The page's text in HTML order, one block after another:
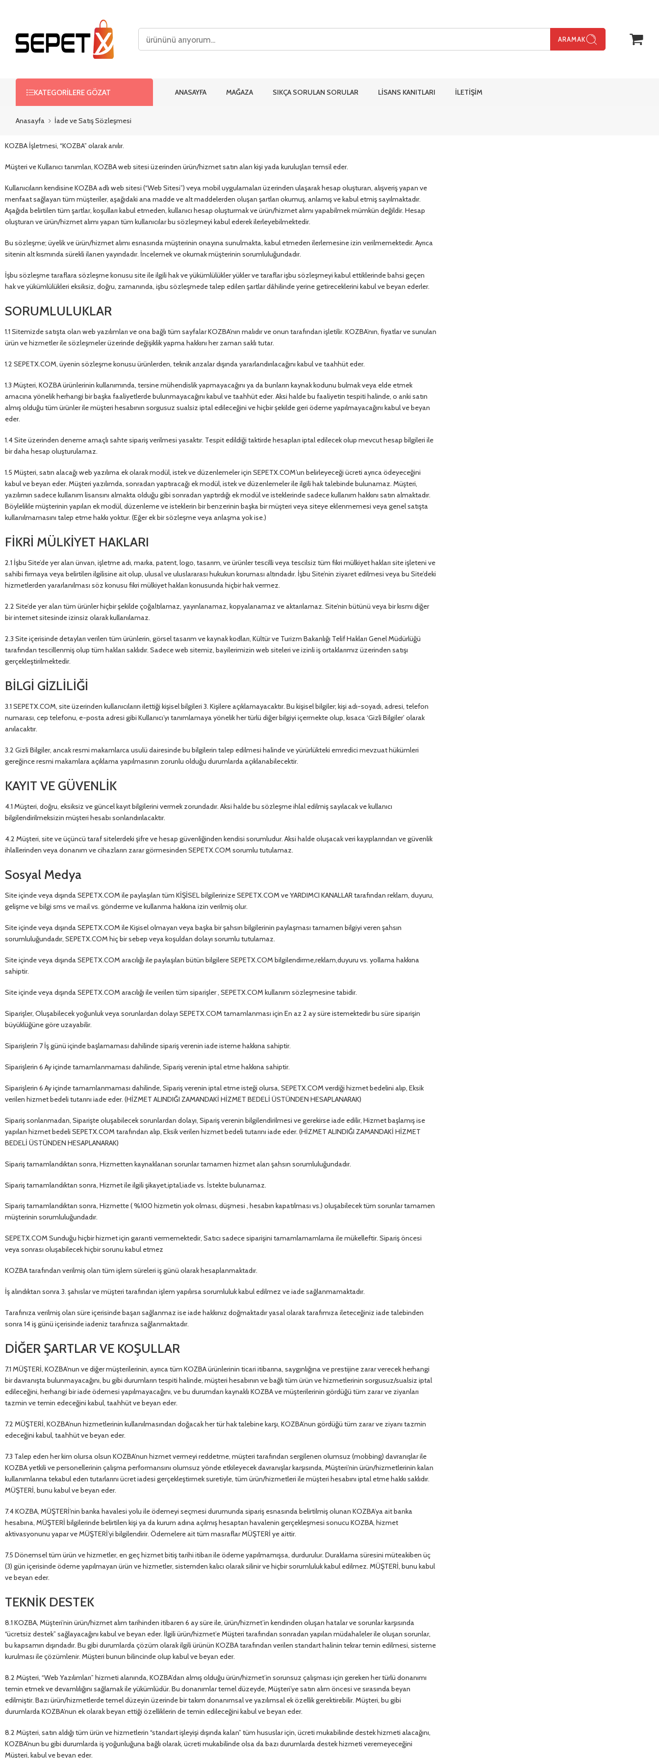
ARAMAK
KATEGORILERE GÖZAT ANASAYFA MAĞAZA SIKÇA SORULAN SORULAR LİSANS KANITLARI İLETİŞİM
Anasayfa İade ve Satış Sözleşmesi
KOZBA İşletmesi, “KOZBA” olarak anılır.
Müşteri ve Kullanıcı tanımları, KOZBA web sitesi üzerinden ürün/hizmet satın alan kişi yada kuruluşları temsil eder.
Kullanıcıların kendisine KOZBA adlı web sitesi (“Web Sitesi”) veya mobil uygulamaları üzerinden ulaşarak hesap oluşturan, alışveriş yapan ve
menfaat sağlayan tüm müşteriler, aşağıdaki ana madde ve alt maddelerden oluşan şartları okumuş, anlamış ve kabul etmiş sayılmaktadır.
Aşağıda belirtilen tüm şartlar, koşulları kabul etmeden, kullanıcı hesap oluşturmak ve ürün/hizmet alımı yapabilmek mümkün değildir. Hesap
oluşturan ve ürün/hizmet alımı yapan tüm kullanıcılar bu sözleşmeyi kabul ederek ilerleyebilmektedir.
Bu sözleşme; üyelik ve ürün/hizmet alımı esnasında müşterinin onayına sunulmakta, kabul etmeden ilerlemesine izin verilmemektedir. Ayrıca
sitenin alt kısmında sürekli ilanen yayındadır. İncelemek ve okumak müşterinin sorumluluğundadır.
İşbu sözleşme taraflara sözleşme konusu site ile ilgili hak ve yükümlülükler yükler ve taraflar işbu sözleşmeyi kabul ettiklerinde bahsi geçen
hak ve yükümlülükleri eksiksiz, doğru, zamanında, işbu sözleşmede talep edilen şartlar dâhilinde yerine getireceklerini kabul ve beyan ederler.
SORUMLULUKLAR
1.1 Sitemizde satışta olan web yazılımları ve ona bağlı tüm sayfalar KOZBA’nın malıdır ve onun tarafından işletilir. KOZBA’nın, fiyatlar ve sunulan
ürün ve hizmetler ile sözleşmeler üzerinde değişiklik yapma hakkını her zaman saklı tutar.
1.2 SEPETX.COM, üyenin sözleşme konusu ürünlerden, teknik arızalar dışında yararlandırılacağını kabul ve taahhüt eder.
1.3 Müşteri, KOZBA ürünlerinin kullanımında, tersine mühendislik yapmayacağını ya da bunların kaynak kodunu bulmak veya elde etmek
amacına yönelik herhangi bir başka faaliyetlerde bulunmayacağını kabul ve taahhüt eder. Aksi halde bu faaliyetin tespiti halinde, o anki satın
almış olduğu tüm ürünler ile müşteri hesabının sorgusuz sualsiz iptal edileceğini ve hiçbir şekilde geri ödeme yapılmayacağını kabul ve beyan
eder.
1.4 Site üzerinden deneme amaçlı sahte sipariş verilmesi yasaktır. Tespit edildiği taktirde hesapları iptal edilecek olup mevcut hesap bilgileri ile
bir daha hesap oluşturulamaz.
1.5 Müşteri, satın alacağı web yazılıma ek olarak modül, istek ve düzenlemeler için SEPETX.COM’un belirleyeceği ücreti ayrıca ödeyeceğini
kabul ve beyan eder. Müşteri yazılımda, sonradan yaptıracağı ek modül, istek ve düzenlemeler ile ilgili hak talebinde bulunamaz. Müşteri,
yazılımın sadece kullanım lisansını almakta olduğu gibi sonradan yaptırdığı ek modül ve isteklerinde sadece kullanım hakkını satın almaktadır.
Böylelikle müşterinin yapılan ek modül, düzenleme ve isteklerin bir benzerinin başka bir müşteri veya siteye eklenmemesi veya genel satışta
kullanılmamasını talep etme hakkı yoktur. (Eğer ek bir sözleşme veya anlaşma yok ise.)
FİKRİ MÜLKİYET HAKLARI
2.1 İşbu Site’de yer alan ünvan, işletme adı, marka, patent, logo, tasarım, ve ürünler tescilli veya tescilsiz tüm fikri mülkiyet hakları site işleteni ve
sahibi firmaya veya belirtilen ilgilisine ait olup, ulusal ve uluslararası hukukun koruması altındadır. İşbu Site’nin ziyaret edilmesi veya bu Site’deki
hizmetlerden yararlanılması söz konusu fikri mülkiyet hakları konusunda hiçbir hak vermez.
2.2 Site’de yer alan tüm ürünler hiçbir şekilde çoğaltılamaz, yayınlanamaz, kopyalanamaz ve aktarılamaz. Site’nin bütünü veya bir kısmı diğer
bir internet sitesinde izinsiz olarak kullanılamaz.
2.3 Site içerisinde detayları verilen tüm ürünlerin, görsel tasarım ve kaynak kodları, Kültür ve Turizm Bakanlığı Telif Hakları Genel Müdürlüğü
tarafından tescillenmiş olup tüm hakları saklıdır. Sadece web sitemiz, bayilerimizin web siteleri ve izinli iş ortaklarımız üzerinden satışı
gerçekleştirilmektedir.
BİLGİ GİZLİLİĞİ
3.1 SEPETX.COM, site üzerinden kullanıcıların ilettiği kişisel bilgileri 3. Kişilere açıklamayacaktır. Bu kişisel bilgiler; kişi adı-soyadı, adresi, telefon
numarası, cep telefonu, e-posta adresi gibi Kullanıcı’yı tanımlamaya yönelik her türlü diğer bilgiyi içermekte olup, kısaca ‘Gizli Bilgiler’ olarak
anılacaktır.
3.2 Gizli Bilgiler, ancak resmi makamlarca usulü dairesinde bu bilgilerin talep edilmesi halinde ve yürürlükteki emredici mevzuat hükümleri
gereğince resmi makamlara açıklama yapılmasının zorunlu olduğu durumlarda açıklanabilecektir.
KAYIT VE GÜVENLİK
4.1 Müşteri, doğru, eksiksiz ve güncel kayıt bilgilerini vermek zorundadır. Aksi halde bu sözleşme ihlal edilmiş sayılacak ve kullanıcı
bilgilendirilmeksizin müşteri hesabı sonlandırılacaktır.
4.2 Müşteri, site ve üçüncü taraf sitelerdeki şifre ve hesap güvenliğinden kendisi sorumludur. Aksi halde oluşacak veri kayıplarından ve güvenlik
ihlallerinden veya donanım ve cihazların zarar görmesinden SEPETX.COM sorumlu tutulamaz.
Sosyal Medya
Site içinde veya dışında SEPETX.COM ile paylaşılan tüm KİŞİSEL bilgilerinize SEPETX.COM ve YARDIMCI KANALLAR tarafından reklam, duyuru,
gelişme ve bilgi sms ve mail vs. gönderme ve kullanma hakkına izin verilmiş olur.
Site içinde veya dışında SEPETX.COM ile Kişisel olmayan veya başka bir şahsın bilgilerinin paylaşması tamamen bilgiyi veren şahsın
sorumluluğundadır, SEPETX.COM hiç bir sebep veya koşuldan dolayı sorumlu tutulamaz.
Site içinde veya dışında SEPETX.COM aracılığı ile paylaşılan bütün bilgilere SEPETX.COM bilgilendirme,reklam,duyuru vs. yollama hakkına
sahiptir.
Site içinde veya dışında SEPETX.COM aracılığı ile verilen tüm siparişler , SEPETX.COM kullanım sözleşmesine tabidir.
Siparişler, Oluşabilecek yoğunluk veya sorunlardan dolayı SEPETX.COM tamamlanması için En az 2 ay süre istemektedir bu süre siparişin
büyüklüğüne göre uzayabilir.
Siparişlerin 7 İş günü içinde başlamaması dahilinde sipariş verenin iade isteme hakkına sahiptir.
Siparişlerin 6 Ay içinde tamamlanmaması dahilinde, Sipariş verenin iptal etme hakkına sahiptir.
Siparişlerin 6 Ay içinde tamamlanmaması dahilinde, Sipariş verenin iptal etme isteği olursa, SEPETX.COM verdiği hizmet bedelini alıp, Eksik
verilen hizmet bedeli tutarını iade eder. (HİZMET ALINDIĞI ZAMANDAKİ HİZMET BEDELİ ÜSTÜNDEN HESAPLANARAK)
Sipariş sonlanmadan, Siparişte oluşabilecek sorunlardan dolayı, Sipariş verenin bilgilendirilmesi ve gerekirse iade edilir, Hizmet başlamış ise
yapılan hizmet bedeli SEPETX.COM tarafından alıp, Eksik verilen hizmet bedeli tutarını iade eder. (HİZMET ALINDIĞI ZAMANDAKİ HİZMET
BEDELİ ÜSTÜNDEN HESAPLANARAK)
Sipariş tamamlandıktan sonra, Hizmetten kaynaklanan sorunlar tamamen hizmet alan şahsın sorumluluğundadır.
Sipariş tamamlandıktan sonra, Hizmet ile ilgili şikayet,iptal,iade vs. İstekte bulunamaz.
Sipariş tamamlandıktan sonra, Hizmette ( %100 hizmetin yok olması, düşmesi , hesabın kapatılması vs.) oluşabilecek tüm sorunlar tamamen
müşterinin sorumluluğundadır.
SEPETX.COM Sunduğu hiçbir hizmet için garanti vermemektedir, Satıcı sadece siparişini tamamlamamlama ile mükelleftir. Sipariş öncesi
veya sonrası oluşabilecek hiçbir sorunu kabul etmez
KOZBA tarafından verilmiş olan tüm işlem süreleri iş günü olarak hesaplanmaktadır.
İş alındıktan sonra 3. şahıslar ve müşteri tarafından işlem yapılırsa sorumluluk kabul edilmez ve iade sağlanmamaktadır.
Tarafınıza verilmiş olan süre içerisinde başarı sağlanmaz ise iade hakkınız doğmaktadır yasal olarak tarafımıza ileteceğiniz iade talebinden
sonra 14 iş günü içerisinde iadeniz tarafınıza sağlanmaktadır.
DİĞER ŞARTLAR VE KOŞULLAR
7.1 MÜŞTERİ, KOZBA’nun ve diğer müşterilerinin, ayrıca tüm KOZBA ürünlerinin ticari itibarına, saygınlığına ve prestijine zarar verecek herhangi
bir davranışta bulunmayacağını, bu gibi durumların tespiti halinde, müşteri hesabının ve bağlı tüm ürün ve hizmetlerinin sorgusuz/sualsiz iptal
edileceğini, herhangi bir iade ödemesi yapılmayacağını, ve bu durumdan kaynaklı KOZBA ve müşterilerinin gördüğü tüm zarar ve ziyanları
tazmin ve temin edeceğini kabul, taahhüt ve beyan eder.
7.2 MÜŞTERİ, KOZBA’nun hizmetlerinin kullanılmasından doğacak her tür hak talebine karşı, KOZBA’nun gördüğü tüm zarar ve ziyanı tazmin
edeceğini kabul, taahhüt ve beyan eder.
7.3 Talep eden her kim olursa olsun KOZBA’nun hizmet vermeyi reddetme, müşteri tarafından sergilenen olumsuz (mobbing) davranışlar ile
KOZBA yetkili ve personellerinin çalışma performansını olumsuz yönde etkileyecek davranışlar karşısında, Müşteri’nin ürün/hizmetlerinin kalan
kullanımlarına tekabul eden tutarlarını ücret iadesi gerçekleştirmek suretiyle, tüm ürün/hizmetleri ile müşteri hesabını iptal etme hakkı saklıdır.
MÜŞTERİ, bunu kabul ve beyan eder.
7.4 KOZBA, MÜŞTERİ’nin banka havalesi yolu ile ödemeyi seçmesi durumunda sipariş esnasında belirtilmiş olunan KOZBA’ya ait banka
hesabına, MÜŞTERİ bilgilerinde belirtilen kişi ya da kurum adına açılmış hesaptan havalenin gerçekleşmesi sonucu KOZBA, hizmet
aktivasyonunu yapar ve MÜŞTERİ’yi bilgilendirir. Ödemelere ait tüm masraflar MÜŞTERİ ye aittir.
7.5 Dönemsel tüm ürün ve hizmetler, en geç hizmet bitiş tarihi itibarı ile ödeme yapılmamışsa, durdurulur. Duraklama süresini müteakiben üç
(3) gün içerisinde ödeme yapılmayan ürün ve hizmetler, sistemden kalıcı olarak silinir ve hiçbir sorumluluk kabul edilmez. MÜŞTERİ, bunu kabul
ve beyan eder.
TEKNİK DESTEK
8.1 KOZBA, Müşteri’nin ürün/hizmet alım tarihinden itibaren 6 ay süre ile, ürün/hizmet’in kendinden oluşan hatalar ve sorunlar karşısında
“ücretsiz destek” sağlayacağını kabul ve beyan eder. İlgili ürün/hizmet’e Müşteri tarafından sonradan yapılan müdahaleler ile oluşan sorunlar,
bu kapsamın dışındadır. Bu gibi durumlarda çözüm olarak ilgili ürünün KOZBA tarafından verilen standart halinin tekrar temin edilmesi, sisteme
kurulması ile çözümlenir. Müşteri bunun bilincinde olup kabul ve beyan eder.
8.2 Müşteri, “Web Yazılımları” hizmeti alanında, KOZBA’dan almış olduğu ürün/hizmet’in sorunsuz çalışması için gereken her türlü donanımı
temin etmek ve devamlılığını sağlamak ile yükümlüdür. Bu donanımlar temel düzeyde, Müşteri’ye satın alım öncesi ve sırasında beyan
edilmiştir. Bazı ürün/hizmetlerde temel düzeyin üzerinde bir takım donanımsal ve yazılımsal ek özellik gerektirebilir. Müşteri, bu gibi
durumlarda KOZBA’nun ek olarak beyan ettiği özelliklerin de temin edileceğini kabul ve beyan eder.
8.2 Müşteri, satın aldığı tüm ürün ve hizmetlerin “standart işleyişi dışında kalan” tüm hususlar için, ücreti mukabilinde destek hizmeti alacağını,
KOZBA’nun bu gibi durumlarda iş yoğunluğuna bağlı olarak, ücreti mukabilinde olsa da bazı durumlarda destek hizmeti veremeyeceğini
Müşteri, kabul ve beyan eder.